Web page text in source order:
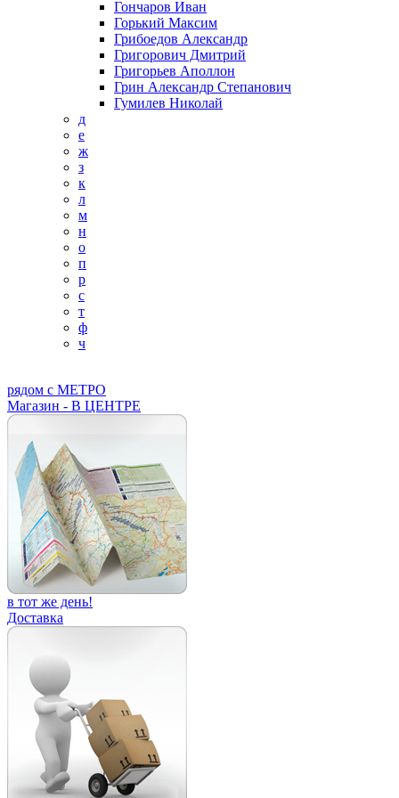
Гончаров Иван
Горький Максим
Грибоедов Александр
Григорович Дмитрий
Григорьев Аполлон
Грин Александр Степанович
Гумилев Николай
д
е
ж
з
к
л
м
н
о
п
р
с
т
ф
ч
рядом с МЕТРО
Магазин - В ЦЕНТРЕ
в тот же день!
Доставка